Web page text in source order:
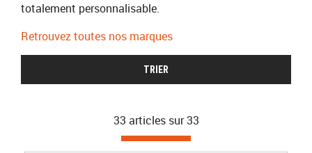
totalement personnalisable.
Retrouvez toutes nos marques
TRIER
33 articles sur 33